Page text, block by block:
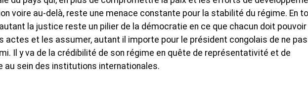
voire au-delà, reste une menace constante pour la stabilité du régime. En
la justice reste un pilier de la démocratie en ce que chacun doit pouvoir
actes et les assumer, autant il importe pour le président congolais de ne
Il y va de la crédibilité de son régime en quête de représentativité et de
au sein des institutions internationales.